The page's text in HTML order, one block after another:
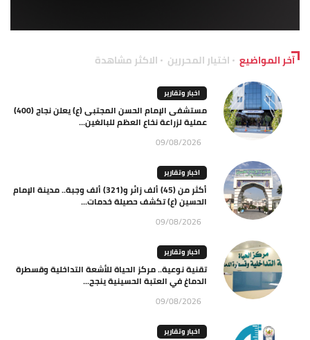
آخر المواضيع اختيار المحررين الاكثر مشاهدة
اخبار وتقارير
مستشفى الإمام الحسن المجتبى (ع) يعلن نجاح (400)
عملية لزراعة نخاع العظم للبالغين...
09/08/2026
اخبار وتقارير
أكثر من (45) ألف زائر و(321) ألف وجبة.. مدينة الإمام
الحسين (ع) تكشف حصيلة خدمات...
09/08/2026
اخبار وتقارير
تقنية نوعية.. مركز الحياة للأشعة التداخلية وقسطرة
الدماغ في العتبة الحسينية ينجح...
09/08/2026
اخبار وتقارير